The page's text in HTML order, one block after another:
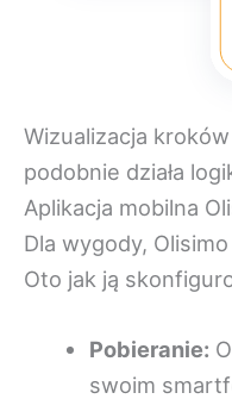
Wizualizacja
podobnie działa
Aplikacja mobilna
Dla wygody,
Oto jak ją
Pobieranie:
swoim